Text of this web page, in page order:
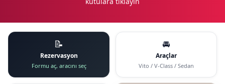
📝
Rezervasyon
Formu aç, aracını seç
🚘
Araçlar
Vito / V-Class / Sedan